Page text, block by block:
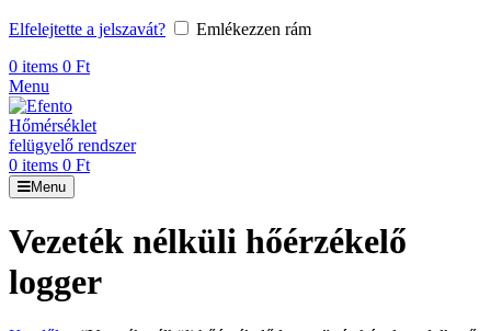
Elfelejtette a jelszavát?
Emlékezzen rám
0 items 0 Ft
Menu
0 items 0 Ft
Menu
Vezeték nélküli hőérzékelő
logger